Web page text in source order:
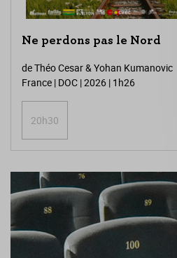
Ne perdons pas le Nord
de Théo Cesar & Yohan Kumanovic
France | DOC | 2026 | 1h26
20h30